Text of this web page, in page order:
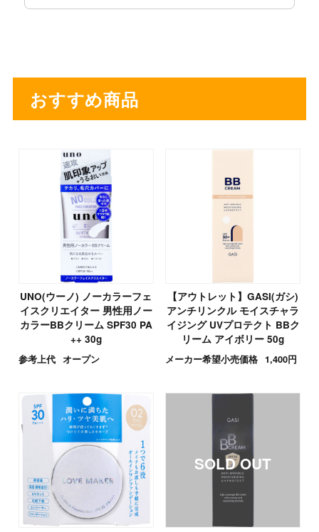
おすすめ商品
UNO(ウーノ) ノーカラーフェ
イスクリエイター 男性用ノー
カラーBBクリーム SPF30 PA
++ 30g
参考上代 オープン
【アウトレット】GASI(ガシ)
アンチリンクル モイスチャラ
イジング UVプロテクト BBク
リーム アイボリー 50g
メーカー希望小売価格 1,400円